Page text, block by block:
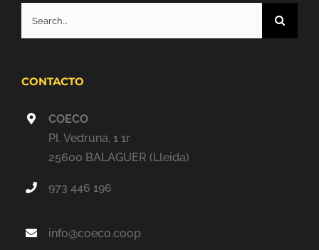
for:
CONTACTO
COECO
Pl. Vedruna, 1 1r
25600 BALAGUER (Lleida)
973 446 196
info@coeco.coop